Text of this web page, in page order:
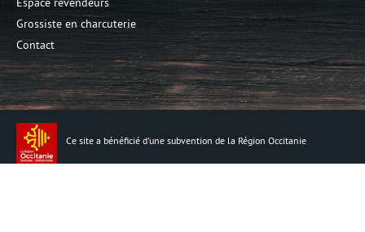
Grossiste en charcuterie
Contact
Ce site a bénéficié d'une subvention de la Région Occitanie